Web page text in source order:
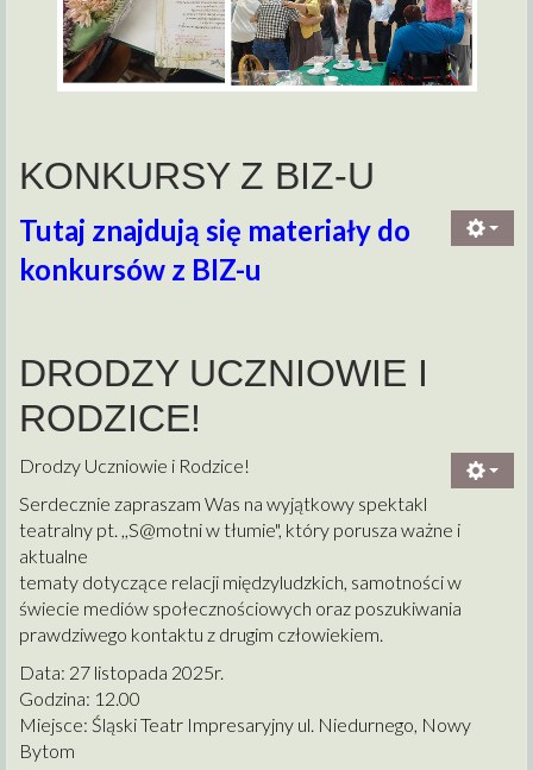
KONKURSY Z BIZ-U
Tutaj znajdują się materiały do
konkursów z BIZ-u
DRODZY UCZNIOWIE I
RODZICE!
Drodzy Uczniowie i Rodzice!
Serdecznie zapraszam Was na wyjątkowy spektakl
teatralny pt. ,,S@motni wtłumie", który porusza ważne i
aktualne
tematy dotyczące relacji międzyludzkich, samotności w
świecie mediów społecznościowych oraz poszukiwania
prawdziwego kontaktu z drugim człowiekiem.
Data: 27 listopada 2025r.
Godzina: 12.00
Miejsce: Śląski Teatr Impresaryjny ul. Niedurnego, Nowy
Bytom